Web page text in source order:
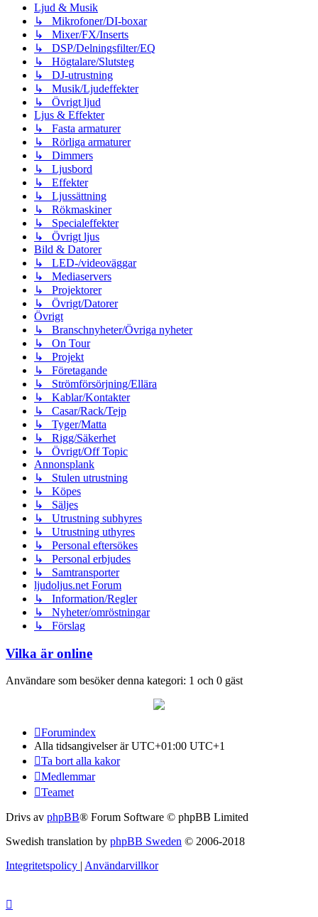
Ljud & Musik
↳ Mikrofoner/DI-boxar
↳ Mixer/FX/Inserts
↳ DSP/Delningsfilter/EQ
↳ Högtalare/Slutsteg
↳ DJ-utrustning
↳ Musik/Ljudeffekter
↳ Övrigt ljud
Ljus & Effekter
↳ Fasta armaturer
↳ Rörliga armaturer
↳ Dimmers
↳ Ljusbord
↳ Effekter
↳ Ljussättning
↳ Rökmaskiner
↳ Specialeffekter
↳ Övrigt ljus
Bild & Datorer
↳ LED-/videoväggar
↳ Mediaservers
↳ Projektorer
↳ Övrigt/Datorer
Övrigt
↳ Branschnyheter/Övriga nyheter
↳ On Tour
↳ Projekt
↳ Företagande
↳ Strömförsörjning/Ellära
↳ Kablar/Kontakter
↳ Casar/Rack/Tejp
↳ Tyger/Matta
↳ Rigg/Säkerhet
↳ Övrigt/Off Topic
Annonsplank
↳ Stulen utrustning
↳ Köpes
↳ Säljes
↳ Utrustning subhyres
↳ Utrustning uthyres
↳ Personal eftersökes
↳ Personal erbjudes
↳ Samtransporter
ljudoljus.net Forum
↳ Information/Regler
↳ Nyheter/omröstningar
↳ Förslag
Vilka är online
Användare som besöker denna kategori: 1 och 0 gäst
Forumindex
Alla tidsangivelser är UTC+01:00 UTC+1
Ta bort alla kakor
Medlemmar
Teamet
Drivs av phpBB® Forum Software © phpBB Limited
Swedish translation by phpBB Sweden © 2006-2018
Integritetspolicy | Användarvillkor